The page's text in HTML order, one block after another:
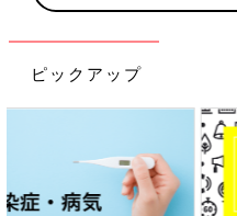
ピックアップ